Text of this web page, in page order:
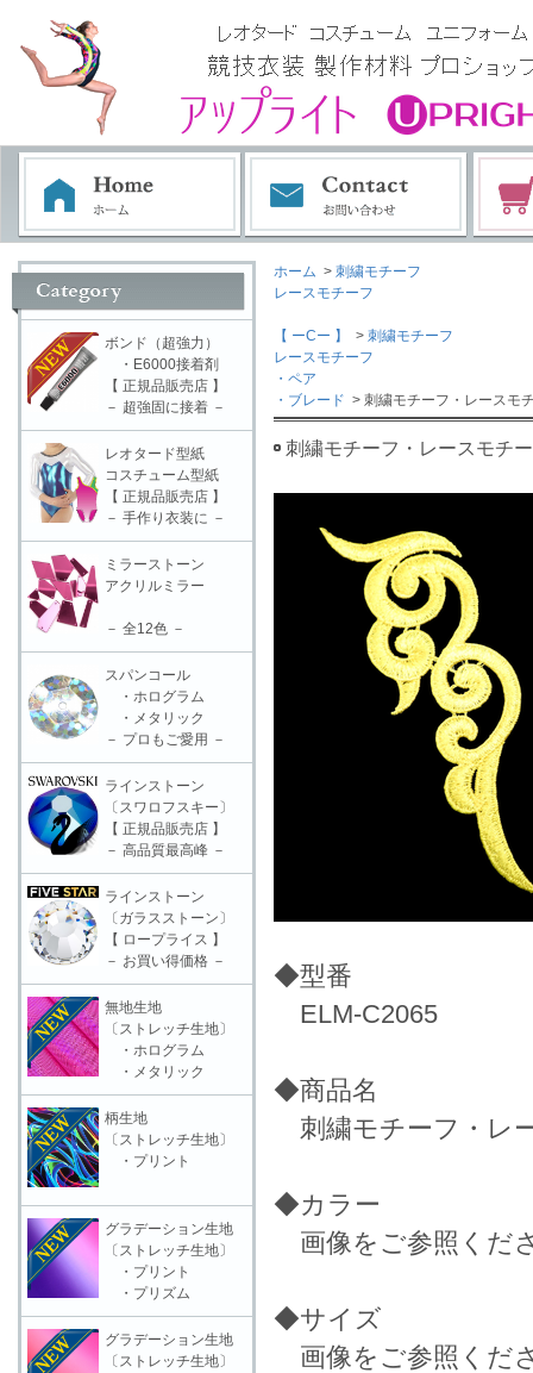
ホーム > 刺繍モチーフ
レースモチーフ
【 ーCー 】 > 刺繍モチーフ
レースモチーフ
・ペア
・ブレード > 刺繍モチーフ・レースモ
刺繍モチーフ・レースモチ
◆型番
ELM-C2065
◆商品名
刺繍モチーフ・レ
◆カラー
画像をご参照くだ
◆サイズ
画像をご参照くだ
ボンド（超強力）
・E6000接着剤
【 正規品販売店 】
－ 超強固に接着 －
レオタード型紙
コスチューム型紙
【 正規品販売店 】
－ 手作り衣装に －
ミラーストーン
アクリルミラー
－ 全12色 －
スパンコール
・ホログラム
・メタリック
－ プロもご愛用 －
ラインストーン
〔スワロフスキー〕
【 正規品販売店 】
－ 高品質最高峰 －
ラインストーン
〔ガラスストーン〕
【 ロープライス 】
－ お買い得価格 －
無地生地
〔ストレッチ生地〕
・ホログラム
・メタリック
柄生地
〔ストレッチ生地〕
・プリント
グラデーション生地
〔ストレッチ生地〕
・プリント
・プリズム
グラデーション生地
〔ストレッチ生地〕